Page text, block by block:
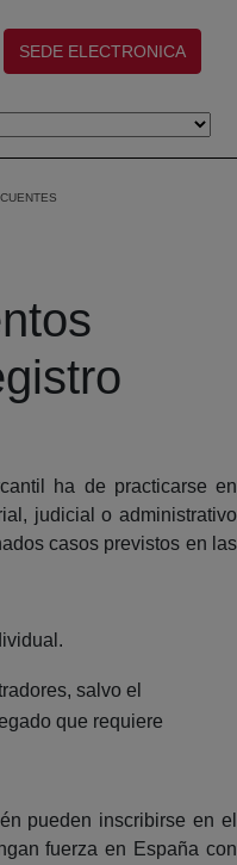
(abre en nueva ventana)
SEDE ELECTRONICA
ha de practicarse en
judicial o administrativo
casos previstos en las
salvo el
que requiere
pueden inscribirse en el
fuerza en España con